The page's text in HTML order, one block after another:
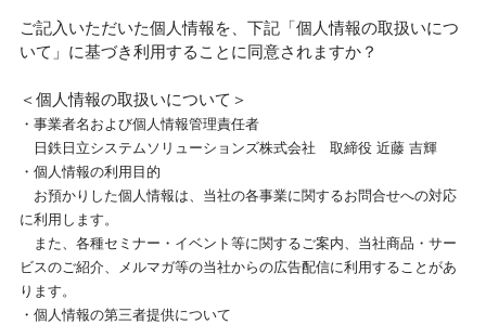
ご記入いただいた個人情報を、下記「個人情報の取扱いにつ
いて」に基づき利用することに同意されますか？
＜個人情報の取扱いについて＞
・事業者名および個人情報管理責任者
日鉄日立システムソリューションズ株式会社 取締役 近藤 吉輝
・個人情報の利用目的
お預かりした個人情報は、当社の各事業に関するお問合せへの対応
に利用します。
また、各種セミナー・イベント等に関するご案内、当社商品・サー
ビスのご紹介、メルマガ等の当社からの広告配信に利用することがあ
ります。
・個人情報の第三者提供について